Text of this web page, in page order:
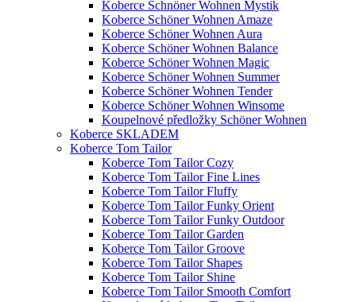
Koberce Schnöner Wohnen Mystik
Koberce Schöner Wohnen Amaze
Koberce Schöner Wohnen Aura
Koberce Schöner Wohnen Balance
Koberce Schöner Wohnen Magic
Koberce Schöner Wohnen Summer
Koberce Schöner Wohnen Tender
Koberce Schöner Wohnen Winsome
Koupelnové předložky Schöner Wohnen
Koberce SKLADEM
Koberce Tom Tailor
Koberce Tom Tailor Cozy
Koberce Tom Tailor Fine Lines
Koberce Tom Tailor Fluffy
Koberce Tom Tailor Funky Orient
Koberce Tom Tailor Funky Outdoor
Koberce Tom Tailor Garden
Koberce Tom Tailor Groove
Koberce Tom Tailor Shapes
Koberce Tom Tailor Shine
Koberce Tom Tailor Smooth Comfort